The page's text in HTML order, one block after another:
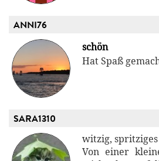
ANNI76
schön
Hat Spaß
SARA1310
witzig,
Von einer